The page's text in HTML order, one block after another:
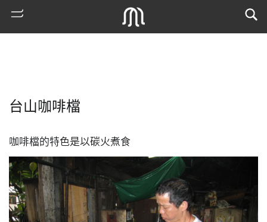
熱
門
搜
台山咖啡檔
咖啡檔的特色是以碳火煮食